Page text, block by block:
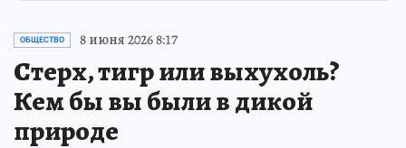
ОБЩЕСТВО 8 июня 2026 8:17
Стерх, тигр или выхухоль?
Кем бы вы были в дикой
природе